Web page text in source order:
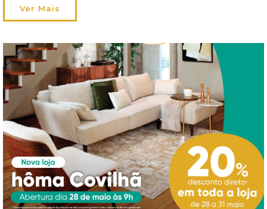
contar com a sua presença! Talvez entre só por curiosidade… mas
vai […]
Ver Mais